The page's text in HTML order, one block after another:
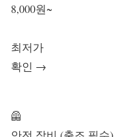
8,000원~
최저가
확인 →
🦺